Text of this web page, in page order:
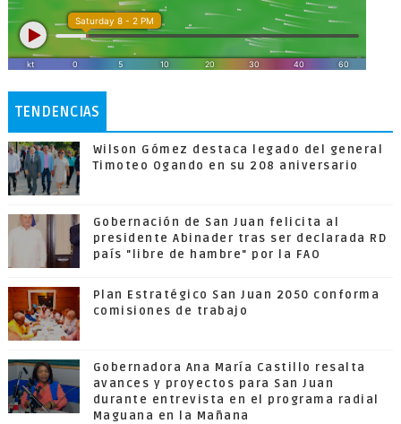
TENDENCIAS
Wilson Gómez destaca legado del general
Timoteo Ogando en su 208 aniversario
Gobernación de San Juan felicita al
presidente Abinader tras ser declarada RD
país "libre de hambre" por la FAO
Plan Estratégico San Juan 2050 conforma
comisiones de trabajo
Gobernadora Ana María Castillo resalta
avances y proyectos para San Juan
durante entrevista en el programa radial
Maguana en la Mañana